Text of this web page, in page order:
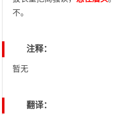
不。
注释：
暂无
翻译：